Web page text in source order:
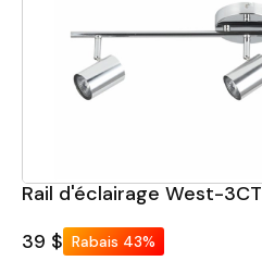
Rail d'éclairage West-3CT
39 $ Rabais 43%